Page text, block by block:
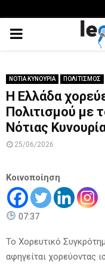
PRIMARY
ΝΟΤΙΑ ΚΥΝΟΥΡΙΑ ΠΟΛΙΤΙΣΜΟΣ
Η Ελλάδα
Πολιτισμού με
Νότιας
25/06/2026
Κοινοποίηση
07:37
Το Χορευτικό
αφηγείται χορεύοντας